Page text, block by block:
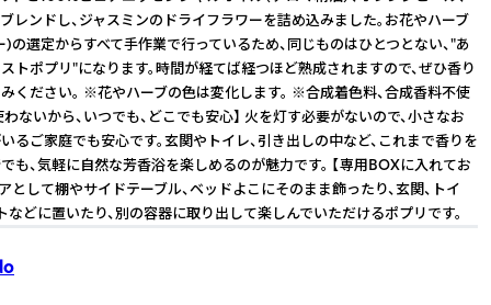
レンドし、ジャスミンのドライフラワーを詰め込みました。お花やハーブ
の選定からすべて手作業で行っているため、同じものはひとつとない、"あ
トポプリ"になります。時間が経てば経つほど熟成されますので、ぜひ香り
ください。 ※花やハーブの色は変化します。 ※合成着色料、合成香料不使
わないから、いつでも、どこでも安心】 火を灯す必要がないので、小さなお
るご家庭でも安心です。玄関やトイレ、引き出しの中など、これまで香りを
も、気軽に自然な芳香浴を楽しめるのが魅力です。 【専用BOXに入れてお
として棚やサイドテーブル、ベッドよこにそのまま飾ったり、玄関、トイ
などに置いたり、別の容器に取り出して楽しんでいただけるポプリです。